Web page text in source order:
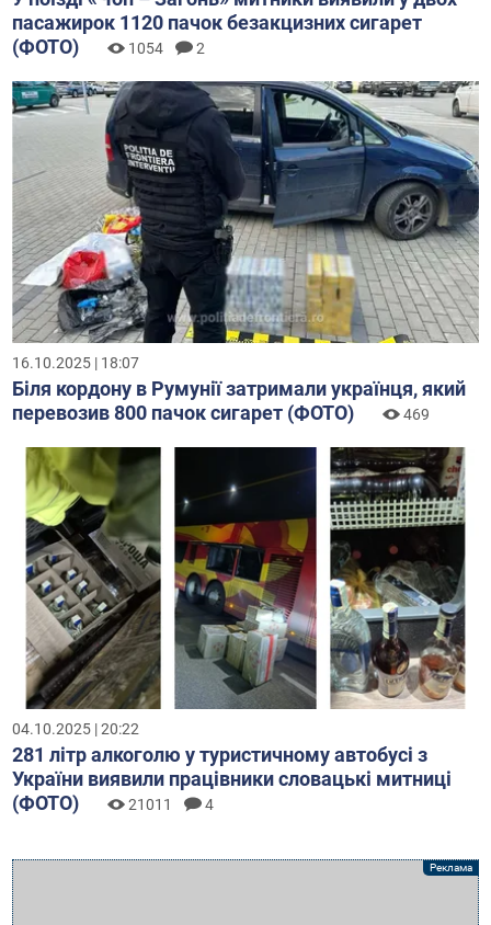
пасажирок 1120 пачок безакцизних сигарет
(ФОТО)
1054 2
16.10.2025 | 18:07
Біля кордону в Румунії затримали українця, який
перевозив 800 пачок сигарет (ФОТО)
469
04.10.2025 | 20:22
281 літр алкоголю у туристичному автобусі з
України виявили працівники словацькі митниці
(ФОТО)
21011 4